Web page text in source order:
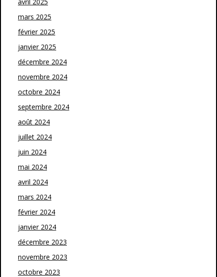
mars 2025
février 2025
janvier 2025
décembre 2024
novembre 2024
octobre 2024
septembre 2024
août 2024
juillet 2024
juin 2024
mai 2024
avril 2024
mars 2024
février 2024
janvier 2024
décembre 2023
novembre 2023
octobre 2023